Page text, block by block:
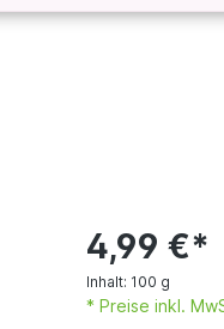
4,99 €*
Inhalt: 100 g
* Preise inkl.